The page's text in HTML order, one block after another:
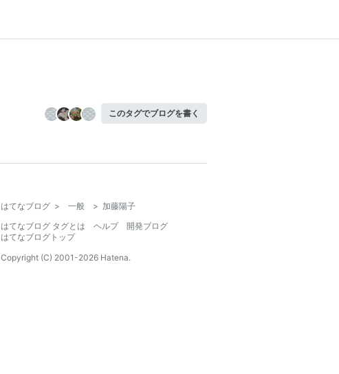
このタグでブログを書く
はてなブログ > 一般 > 加藤陽子
はてなブログ タグとは
ヘルプ
開発ブログ
はてなブログトップ
Copyright (C) 2001-2026 Hatena.